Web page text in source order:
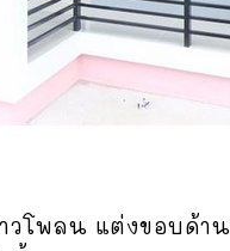
วโพลน แต่งขอบด้